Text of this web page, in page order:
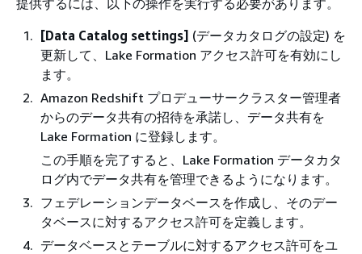
提供するには、以下の操作を実行する必要があります。
[Data Catalog settings] (データカタログの設定) を
更新して、Lake Formation アクセス許可を有効にし
ます。
Amazon Redshift プロデューサークラスター管理者
からのデータ共有の招待を承諾し、データ共有を
Lake Formation に登録します。
この手順を完了すると、Lake Formation データカタ
ログ内でデータ共有を管理できるようになります。
フェデレーションデータベースを作成し、そのデー
タベースに対するアクセス許可を定義します。
データベースとテーブルに対するアクセス許可をユ